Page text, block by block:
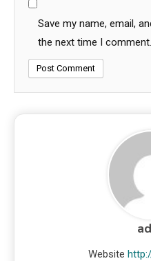
Save my name, email,
the next time I comment.
Website